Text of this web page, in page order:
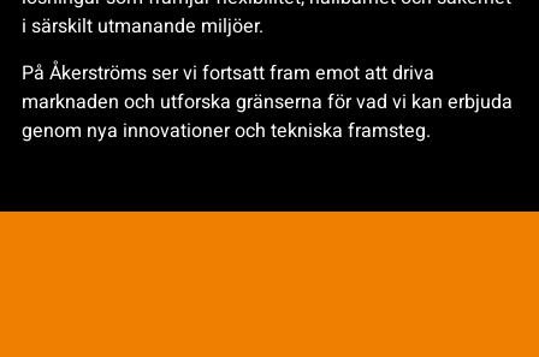
i särskilt utmanande miljöer.
På Åkerströms ser vi fortsatt fram emot att driva
marknaden och utforska gränserna för vad vi kan erbjuda
genom nya innovationer och tekniska framsteg.